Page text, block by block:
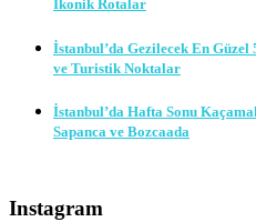
İkonik Rotalar
İstanbul’da Gezilecek En
ve Turistik Noktalar
İstanbul’da Hafta Sonu
Sapanca ve Bozcaada
Instagram